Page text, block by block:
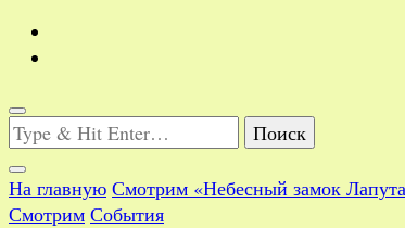
Ищите
что-
то?
На главную Смотрим «Небесный замок
Смотрим События